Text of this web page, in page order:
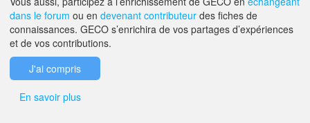
F.A.Q. NOUS CONTACTER
dans le forum ou en devenant contributeur des fiches de
connaissances. GECO s’enrichira de vos partages d’expériences
et de vos contributions.
J'ai compris
En savoir plus